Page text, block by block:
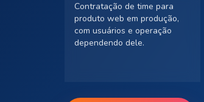
Contratação de time para
produto web em produção,
com usuários e operação
dependendo dele.